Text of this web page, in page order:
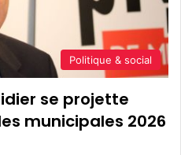
Politique & social
se projette
municipales 2026